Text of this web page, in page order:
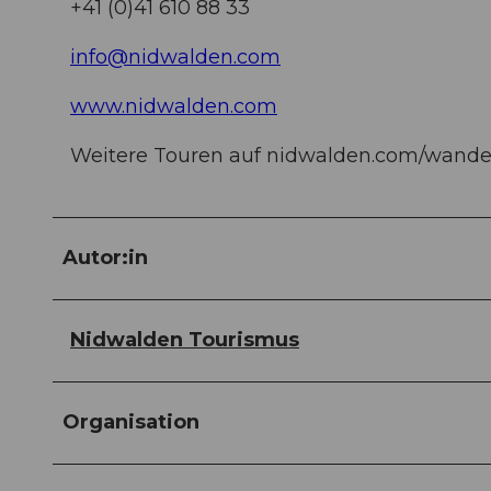
+41 (0)41 610 88 33
info@nidwalden.com
www.nidwalden.com
Weitere Touren auf nidwalden.com/
Autor:in
Nidwalden Tourismus
Organisation